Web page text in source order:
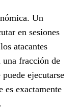
Un
en sesiones
atacantes
una fracción de
ejecutarse
es exactamente